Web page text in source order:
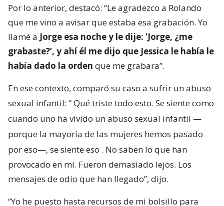
Por lo anterior, destacó: “Le agradezco a Rolando
que me vino a avisar que estaba esa grabación. Yo
llamé a Jorge esa noche y le dije: ‘Jorge, ¿me
grabaste?’, y ahí él me dijo que Jessica le había le
había dado la orden que me grabara”.
En ese contexto, comparó su caso a sufrir un abuso
sexual infantil: “Qué triste todo esto. Se siente como
cuando uno ha vivido un abuso sexual infantil —
porque la mayoría de las mujeres hemos pasado
por eso—, se siente eso . No saben lo que han
provocado en mí. Fueron demasiado lejos. Los
mensajes de odio que han llegado”, dijo.
“Yo he puesto hasta recursos de mi bolsillo para